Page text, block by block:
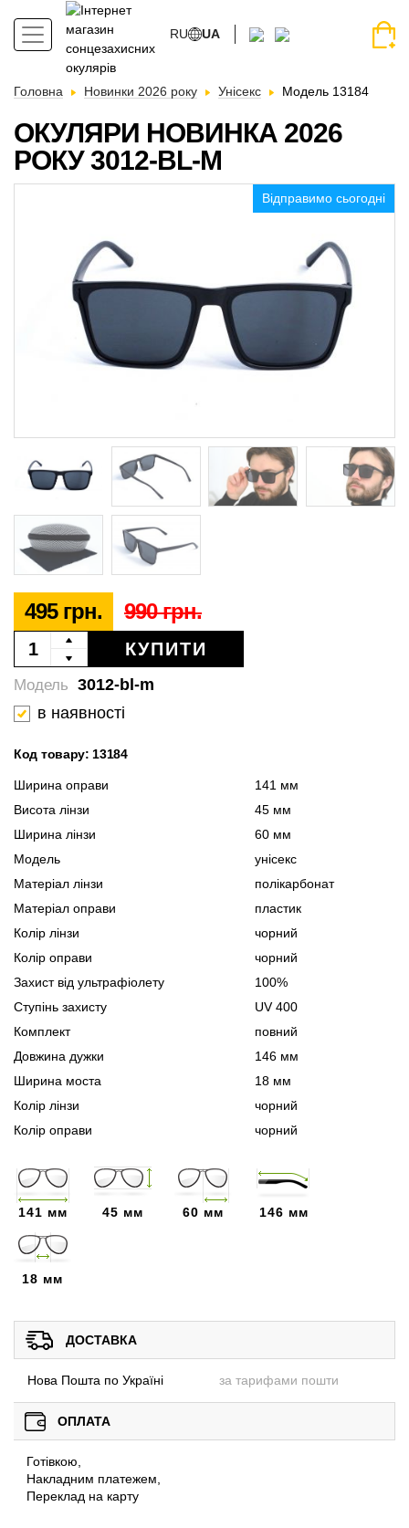
RU UA
Головна Новинки 2026 року Унісекс Модель 13184
ОКУЛЯРИ НОВИНКА 2026
РОКУ 3012-BL-M
Відправимо сьогодні
495 грн. 990 грн.
КУПИТИ
3012-bl-m
Модель
в наявності
Код товару: 13184
Ширина оправи
141 мм
Висота лінзи
45 мм
Ширина лінзи
60 мм
Модель
унісекс
Матеріал лінзи
полікарбонат
Матеріал оправи
пластик
Колір лінзи
чорний
Колір оправи
чорний
Захист від ультрафіолету
100%
Ступінь захисту
UV 400
Комплект
повний
Довжина дужки
146 мм
Ширина моста
18 мм
Колір лінзи
чорний
Колір оправи
чорний
141 мм 45 мм 60 мм 146 мм
18 мм
ДОСТАВКА
Нова Пошта по Україні за тарифами пошти
ОПЛАТА
Готівкою,
Накладним платежем,
Переклад на карту